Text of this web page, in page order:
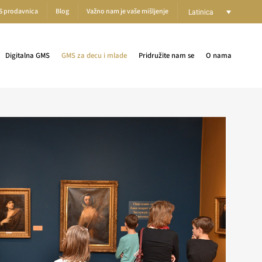
prodavnica Blog Važno nam je vaše mišljenje Latinica
Digitalna GMS GMS za decu i mlade Pridružite nam se O nama